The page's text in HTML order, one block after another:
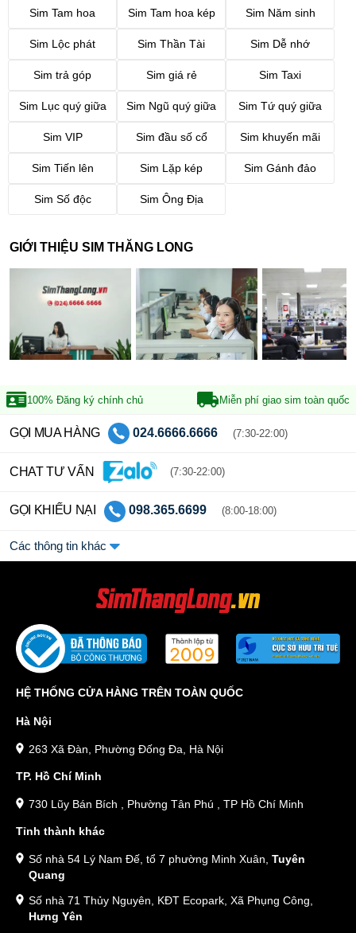
Sim Tam hoa Sim Tam hoa kép Sim Năm sinh
Sim Lộc phát Sim Thần Tài Sim Dễ nhớ
Sim trả góp Sim giá rẻ Sim Taxi
Sim Lục quý giữa Sim Ngũ quý giữa Sim Tứ quý giữa
Sim VIP Sim đầu số cổ Sim khuyến mãi
Sim Tiến lên Sim Lặp kép Sim Gánh đảo
Sim Số độc Sim Ông Địa
GIỚI THIỆU SIM THĂNG LONG
100% Đăng ký chính chủ Miễn phí giao sim toàn quốc
GỌI MUA HÀNG 024.6666.6666 (7:30-22:00)
CHAT TƯ VẤN (7:30-22:00)
GỌI KHIẾU NẠI 098.365.6699 (8:00-18:00)
Các thông tin khác
HỆ THỐNG CỬA HÀNG TRÊN TOÀN QUỐC
Hà Nội
263 Xã Đàn, Phường Đống Đa, Hà Nội
TP. Hồ Chí Minh
730 Lũy Bán Bích , Phường Tân Phú , TP Hồ Chí Minh
Tỉnh thành khác
Số nhà 54 Lý Nam Đế, tổ 7 phường Minh Xuân, Tuyên
Quang
Số nhà 71 Thủy Nguyên, KĐT Ecopark, Xã Phụng Công,
Hưng Yên